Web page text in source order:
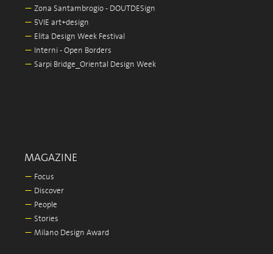
— Zona Santambrogio - DOUTDESign
— 5VIE art+design
— Elita Design Week Festival
— Interni - Open Borders
— Sarpi Bridge_Oriental Design Week
MAGAZINE
— Focus
— Discover
— People
— Stories
— Milano Design Award